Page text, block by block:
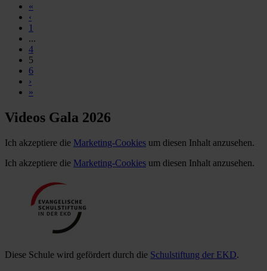
«
‹
1
...
4
5
6
›
»
Videos Gala 2026
Ich akzeptiere die Marketing-Cookies um diesen Inhalt anzusehen.
Ich akzeptiere die Marketing-Cookies um diesen Inhalt anzusehen.
Diese Schule wird gefördert durch die Schulstiftung der EKD.